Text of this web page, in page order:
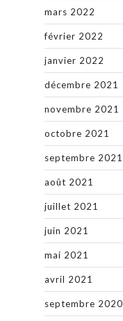
mars 2022
février 2022
janvier 2022
décembre 2021
novembre 2021
octobre 2021
septembre 2021
août 2021
juillet 2021
juin 2021
mai 2021
avril 2021
septembre 2020